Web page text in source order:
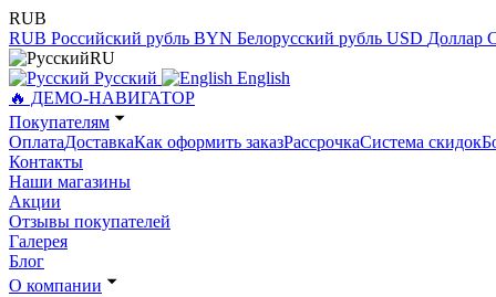
RUB
RUB Российский рубль BYN Белорусский рубль USD
RU
Русский
English
🔥 ДЕМО-НАВИГАТОР
Покупателям
ОплатаДоставкаКак оформить заказРассрочкаСистема скидок
Контакты
Наши магазины
Акции
Отзывы покупателей
Галерея
Блог
О компании